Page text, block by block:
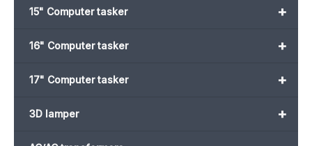
+
15" Computer tasker
+
16" Computer tasker
+
17" Computer tasker
+
3D lamper